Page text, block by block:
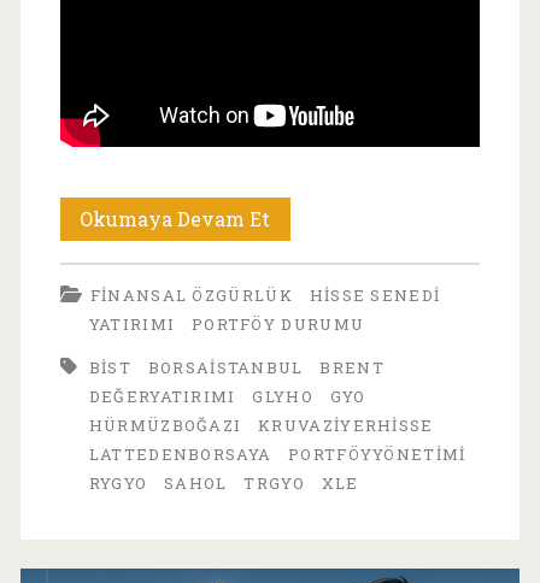
Okumaya Devam Et
2026
Portföy:Boğa-
Senaryoları
FINANSAL ÖZGÜRLÜK
HISSE SENEDI
YATIRIMI
PORTFÖY DURUMU
BIST
BORSAISTANBUL
BRENT
DEĞERYATIRIMI
GLYHO
GYO
HÜRMÜZBOĞAZI
KRUVAZIYERHISSE
LATTEDENBORSAYA
PORTFÖYYÖNETIMI
RYGYO
SAHOL TRGYO XLE